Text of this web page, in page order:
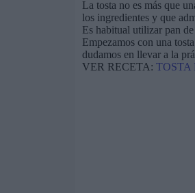
La tosta no es más que
los ingredientes y que
Es habitual utilizar pan
Empezamos con una
dudamos en llevar a la
VER RECETA: TOSTA